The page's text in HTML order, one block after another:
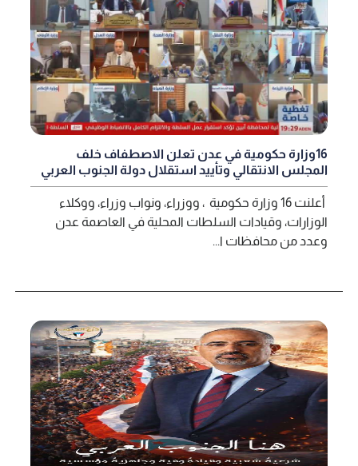
16وزارة حكومية في عدن تعلن الاصطفاف خلف
المجلس الانتقالي وتأييد استقلال دولة الجنوب العربي
أعلنت 16 وزارة حكومية ، ووزراء، ونواب وزراء، ووكلاء
الوزارات، وقيادات السلطات المحلية في العاصمة عدن
وعدد من محافظات ا...